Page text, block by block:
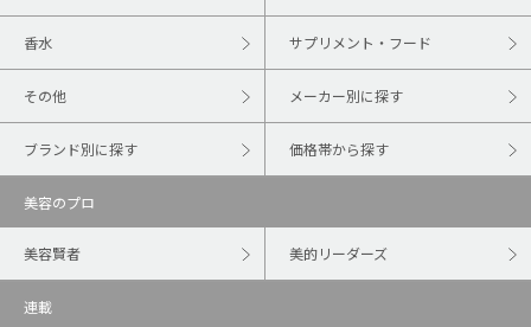
香水 サプリメント・フード
その他 メーカー別に探す
ブランド別に探す 価格帯から探す
美容のプロ
美容賢者 美的リーダーズ
連載